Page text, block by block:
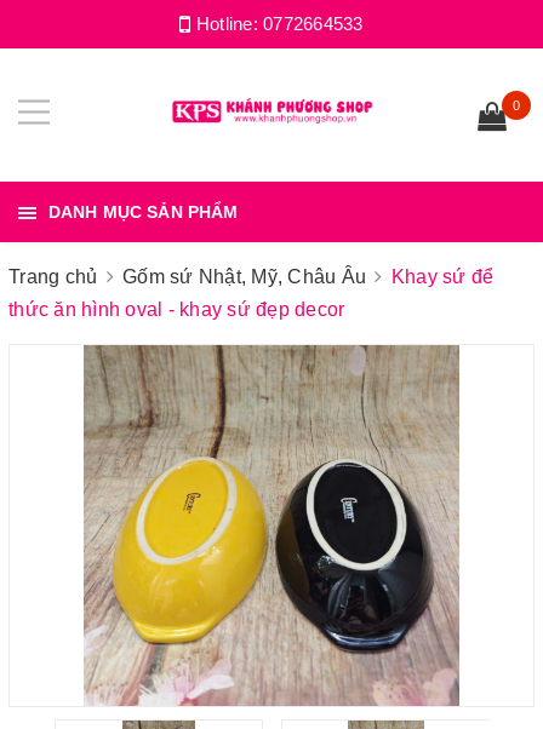
Hotline:0772664533
0
DANH MỤC SẢN PHẨM
Trang chủ Gốm sứ Nhật, Mỹ, Châu Âu
Khay sứ để
thức ăn hình oval - khay sứ đẹp decor